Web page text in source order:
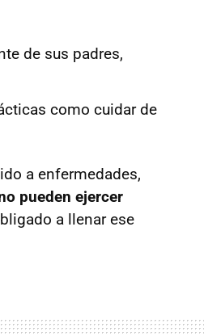
de sus padres,
como cuidar de
a enfermedades,
pueden ejercer
a llenar ese